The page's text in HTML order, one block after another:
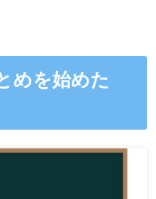
めを始めた